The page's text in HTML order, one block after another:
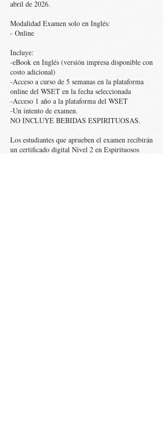
abril de 2026.
Modalidad Examen solo en Inglés:
- Online
Incluye:
-eBook en Inglés (versión impresa disponible con
costo adicional)
-Acceso a curso de 5 semanas en la plataforma
online del WSET en la fecha seleccionada
-Acceso 1 año a la plataforma del WSET
-Un intento de examen.
NO INCLUYE BEBIDAS ESPIRITUOSAS.
Los estudiantes que aprueben el examen recibirán
un certificado digital Nivel 2 en Espirituosos